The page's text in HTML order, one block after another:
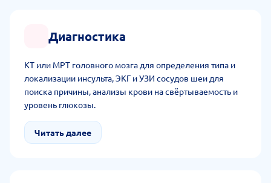
Диагностика
КТ или МРТ головного мозга для определения типа и
локализации инсульта, ЭКГ и УЗИ сосудов шеи для
поиска причины, анализы крови на свёртываемость и
уровень глюкозы.
Читать далее